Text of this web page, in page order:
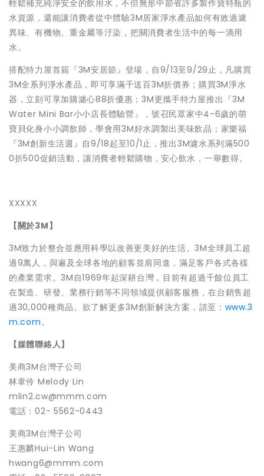
輕鬆補充純淨安全的飲用水，不但無形中節省許多製作寶特瓶的
水資源，還能讓消費者從中體驗3M居家淨水產品如何有效過濾
異味、有機物、重金屬等汙染， 把關消費者生活中的每一滴用
水。
搭配特力屋首屆『3M安居節』登場，自9/13至9/29止， 凡購買
3M全系列淨水產品，即可享滿千送百3M折價券；購買3M淨水
器，立刻可享加購濾心88折優惠；3M更攜手特力屋推出『3M
Water Mini Bar小小店長體驗營』，號召民眾家中4-6歲的萌
寶貝化身小小調飲師，學會用3M好水調製出美味飲品；家樂福
『3M創新生活週』自9/18起至10/1止，推出3M濾水系列滿500
0折500促銷活動，讓消費者輕鬆購物，安心飲水，一舉數得。
XXXXX
【關於3M 】
3M致力於整合並應用科學以改善更美好的生活。3M全球員工超
過9萬人，與遍及全球各地的顧客並肩同進，滿足客戶各式各樣
的產業需求。3M自1969年起深耕台灣， 目前有超過千餘位員工
在製造、研發、 業務行銷等不同領域提供顧客服務，在台銷售超
過30,000種商品。欲了解更多3M創新解決方案，請至： www.3
m.com。
【媒體聯絡人】
美商3M台灣子公司
林韋伶 Melody Lin
mlin2.cw@mmm.com
電話：02- 5562-0443
美商3M台灣子公司
王惠麟Hui-Lin Wang
hwang6@mmm.com